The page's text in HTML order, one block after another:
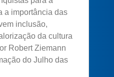
a importância das
inclusão,
da cultura
Robert Ziemann
do Julho das